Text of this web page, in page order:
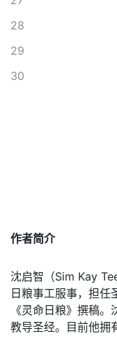
28
29
30
作者简介
沈启智（Sim Kay
日粮事工服事，担任
《灵命日粮》撰稿
教导圣经。目前他拥